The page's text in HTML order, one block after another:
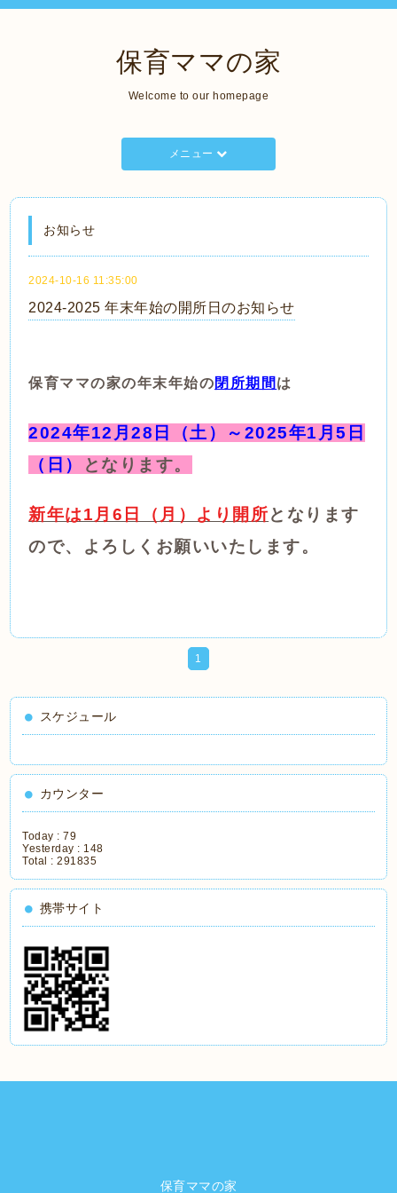
保育ママの家
Welcome to our homepage
メニュー
お知らせ
2024-10-16 11:35:00
2024‐2025 年末年始の開所日のお知らせ
保育ママの家の年末年始の閉所期間 は
2024年12月28日（土 ）～2025年1月5日
（日）
となります。
新年は1月6日（月）より開所となります
ので、よろしくお願いいたします。
1
スケジュール
カウンター
Today :79
Yesterday : 148
Total :291835
携帯サイト
保育ママの家